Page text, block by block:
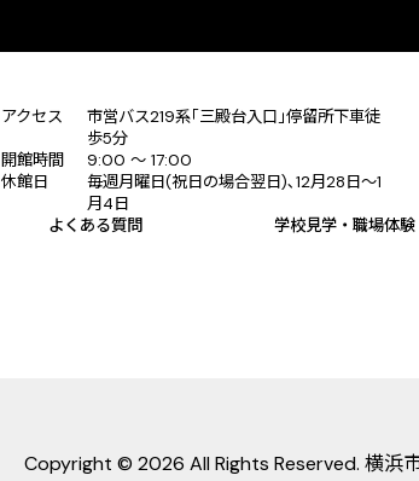
アクセス
市営バス219系｢三殿台入口｣停留所下車徒
歩5分
開館時間
9:00 〜 17:00
休館日
毎週月曜日(祝日の場合翌日)､12月28日～1
月4日
よくある質問 学校見学・職場体験
Copyright © 2026 All Rights Reserved. 横浜